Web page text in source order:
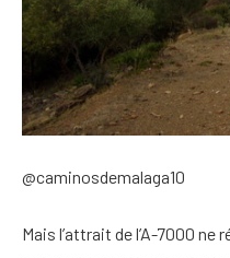
@caminosdemalaga10
Mais l’attrait de l’A-7000 ne